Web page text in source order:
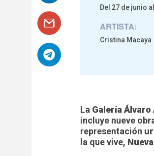
Del 27 de junio
ARTISTA:
Cristina Macaya
La Galería Álvaro
incluye nueve
representación
la que vive,